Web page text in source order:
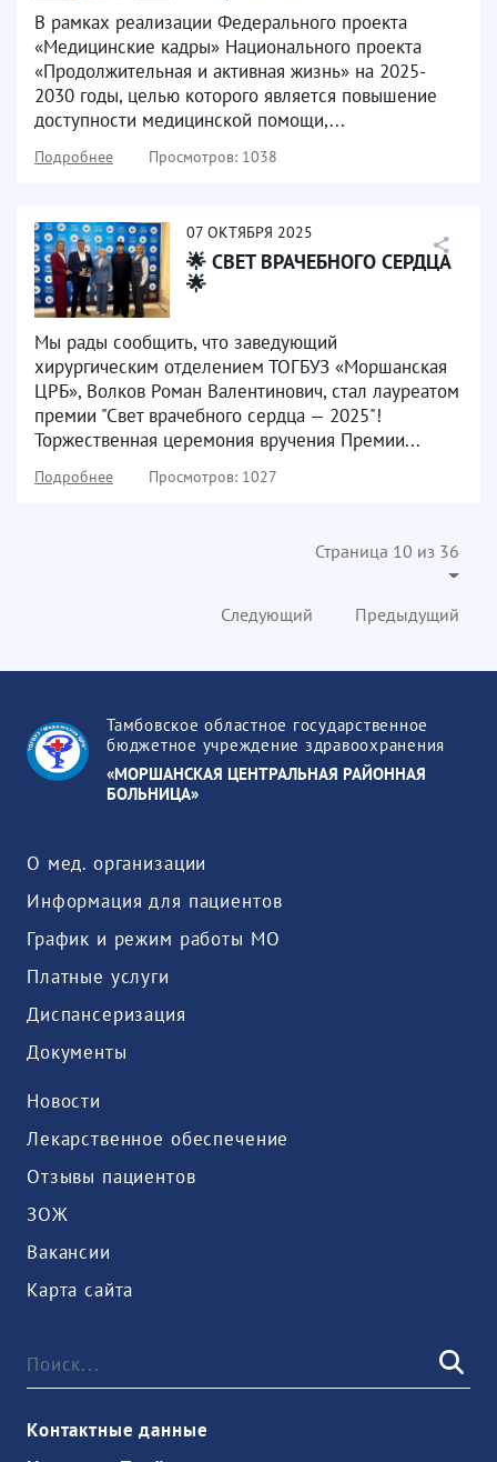
В рамках реализации Федерального проекта
«Медицинские кадры» Национального проекта
«Продолжительная и активная жизнь» на 2025-
2030 годы, целью которого является повышение
доступности медицинской помощи,...
Подробнее Просмотров: 1038
07 ОКТЯБРЯ 2025
🌟 СВЕТ ВРАЧЕБНОГО СЕРДЦА
🌟
Мы рады сообщить, что заведующий
хирургическим отделением ТОГБУЗ «Моршанская
ЦРБ», Волков Роман Валентинович, стал лауреатом
премии "Свет врачебного сердца — 2025"!
Торжественная церемония вручения Премии...
Подробнее Просмотров: 1027
Страница 10 из 36
Предыдущий
Следующий
Тамбовское областное государственное
бюджетное учреждение здравоохранения
«МОРШАНСКАЯ ЦЕНТРАЛЬНАЯ РАЙОННАЯ
БОЛЬНИЦА»
О мед. организации
Информация для пациентов
График и режим работы МО
Платные услуги
Диспансеризация
Документы
Новости
Лекарственное обеспечение
Отзывы пациентов
ЗОЖ
Вакансии
Карта сайта
Контактные данные